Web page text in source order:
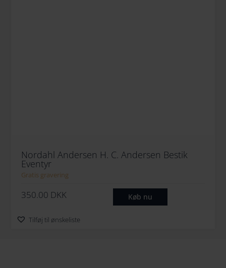
Nordahl Andersen H. C. Andersen Bestik
Eventyr
Gratis gravering
350.00 DKK Køb nu
Tilføj til ønskeliste